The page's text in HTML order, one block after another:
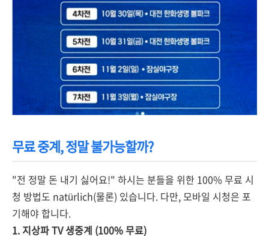
무료 중계, 정말 불가능할까?
"전 정말 돈 내기 싫어요!" 하시는 분들을 위한 100% 무료 시
청 방법도 natürlich(물론) 있습니다. 다만, 모바일 시청은 포
기해야 합니다.
1. 지상파 TV 생중계 (100% 무료)